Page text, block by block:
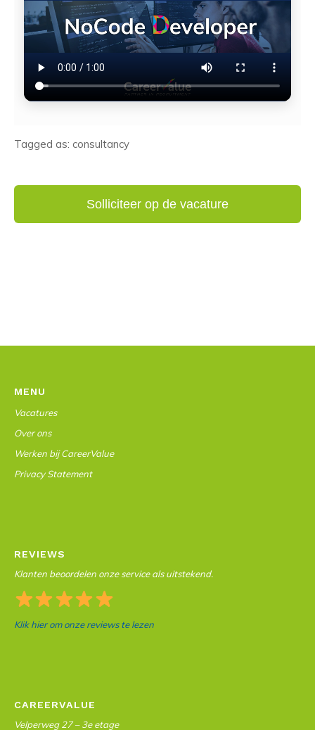
Tagged as: consultancy
MENU
Vacatures
Over ons
Werken bij CareerValue
Privacy Statement
REVIEWS
Klanten beoordelen onze service als uitstekend.
Klik hier om onze reviews te lezen
CAREERVALUE
Velperweg 27 – 3e etage